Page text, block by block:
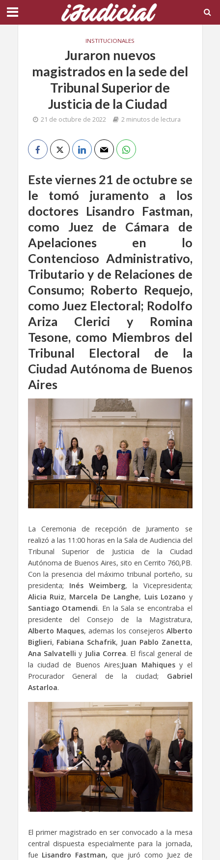
INSTITUCIONALES
Juraron nuevos
magistrados en la sede del
Tribunal Superior de
Justicia de la Ciudad
21 de octubre de 2022 2 minutos de lectura
Este viernes 21 de octubre se
le tomó juramento a los
doctores Lisandro Fastman,
como Juez de Cámara de
Apelaciones en lo
Contencioso Administrativo,
Tributario y de Relaciones de
Consumo; Roberto Requejo,
como Juez Electoral; Rodolfo
Ariza Clerici y Romina
Tesone, como Miembros del
Tribunal Electoral de la
Ciudad Autónoma de Buenos
Aires
La Ceremonia de recepción de Juramento se
realizó a las 11:00 horas en la Sala de Audiencia del
Tribunal Superior de Justicia de la Ciudad
Autónoma de Buenos Aires, sito en Cerrito 760,PB.
Con la presencia del máximo tribunal porteño, su
presidenta; Inés Weimberg, la Vicepresidenta;
Alicia Ruiz, Marcela De Langhe, Luis Lozano y
Santiago Otamendi. En la Sala se encontraba el
presidente del Consejo de la Magistratura,
Alberto Maques, ademas los consejeros Alberto
Biglieri, Fabiana Schafrik, Juan Pablo Zanetta,
Ana Salvatelliy Julia Correa. El fiscal general de
la ciudad de Buenos Aires;Juan Mahiquesy el
Procurador General de la ciudad; Gabriel
Astarloa.
El primer magistrado en ser convocado a la mesa
central dispuesta especialmente para la jornada,
fue Lisandro Fastman,que juró como Juez de